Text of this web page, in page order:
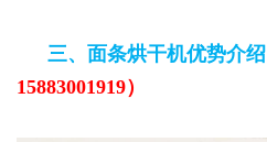
三、面条烘干机优势介绍
15883001919）